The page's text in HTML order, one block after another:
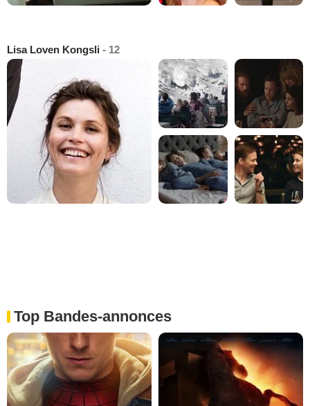
Lisa Loven Kongsli - 12
Top Bandes-annonces